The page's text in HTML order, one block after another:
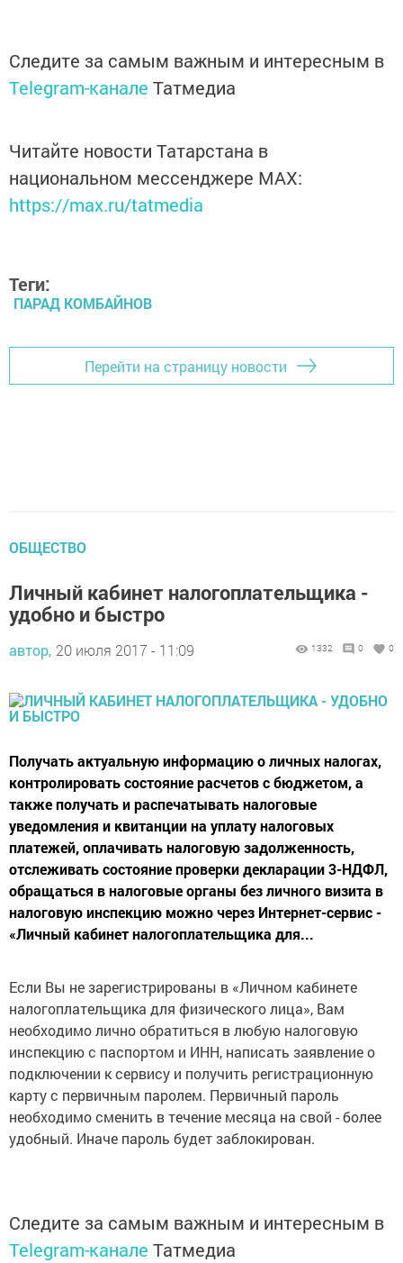
Следите за самым важным и интересным в
Telegram-канале Татмедиа
Читайте новости Татарстана в
национальном мессенджере MАХ:
https://max.ru/tatmedia
Теги:
ПАРАД КОМБАЙНОВ
Перейти на страницу новости
ОБЩЕСТВО
Личный кабинет налогоплательщика -
удобно и быстро
автор, 20 июля 2017 - 11:09 1332 0 0
Получать актуальную информацию о личных налогах,
контролировать состояние расчетов с бюджетом, а
также получать и распечатывать налоговые
уведомления и квитанции на уплату налоговых
платежей, оплачивать налоговую задолженность,
отслеживать состояние проверки декларации 3-НДФЛ,
обращаться в налоговые органы без личного визита в
налоговую инспекцию можно через Интернет-сервис -
«Личный кабинет налогоплательщика для...
Если Вы не зарегистрированы в «Личном кабинете
налогоплательщика для физического лица», Вам
необходимо лично обратиться в любую налоговую
инспекцию с паспортом и ИНН, написать заявление о
подключении к сервису и получить регистрационную
карту с первичным паролем. Первичный пароль
необходимо сменить в течение месяца на свой - более
удобный. Иначе пароль будет заблокирован.
Следите за самым важным и интересным в
Telegram-канале Татмедиа